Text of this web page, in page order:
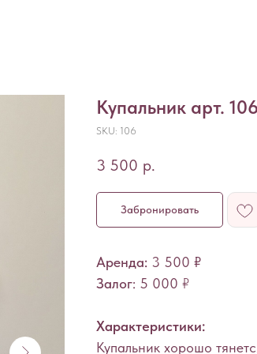
Купальник арт.
SKU: 106
3 500 р.
Забронировать
Аренда: 3 500 ₽
Залог: 5 000 ₽
Характеристики:
Купальник хорошо